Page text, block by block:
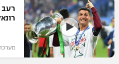
רעב
מערכת